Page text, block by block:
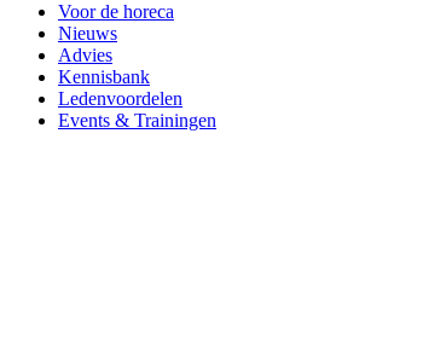
Voor de horeca
Nieuws
Advies
Kennisbank
Ledenvoordelen
Events & Trainingen